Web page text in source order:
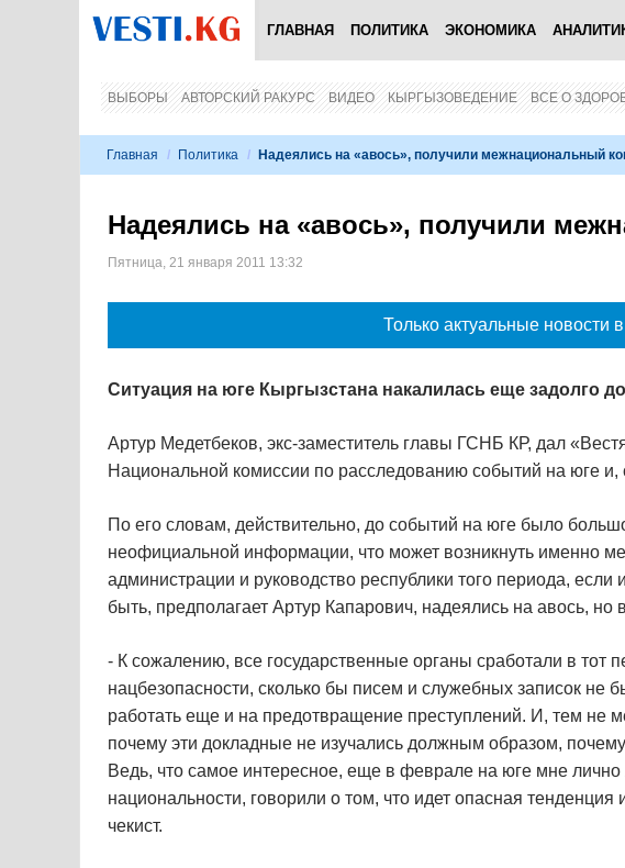
ГЛАВНАЯ ПОЛИТИКА ЭКОНОМИКА
ВЫБОРЫ АВТОРСКИЙ РАКУРС ВИДЕО КЫРГЫЗОВЕДЕНИЕ ВСЕ О
Главная / Политика / Надеялись на «авось», получили межнациональный
Надеялись на «авось», получили
Пятница, 21 января 2011 13:32
Только актуальные новости в
Ситуация на юге Кыргызстана накалилась еще задолго
Артур Медетбеков, экс-заместитель главы ГСНБ КР, дал
Национальной комиссии по расследованию событий на юге
По его словам, действительно, до событий на юге было
неофициальной информации, что может возникнуть именно
администрации и руководство республики того периода,
быть, предполагает Артур Капарович, надеялись на авось, но
- К сожалению, все государственные органы сработали в тот
нацбезопасности, сколько бы писем и служебных записок не
работать еще и на предотвращение преступлений. И, тем не
почему эти докладные не изучались должным образом,
Ведь, что самое интересное, еще в феврале на юге мне лично
национальности, говорили о том, что идет опасная
чекист.